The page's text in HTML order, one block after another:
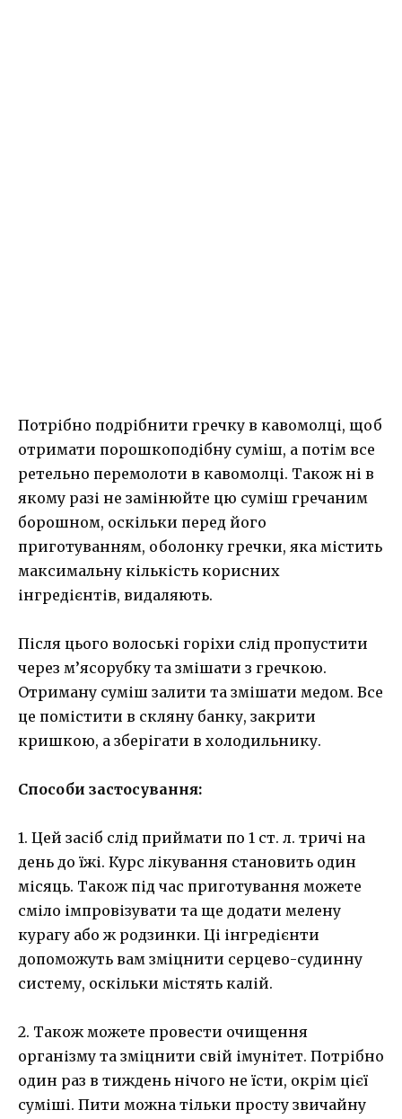
Потрібно подрібнити гречку в кавомолці, щоб
отримати порошкоподібну суміш, а потім все
ретельно перемолоти в кавомолці. Також ні в
якому разі не замінюйте цю суміш гречаним
борошном, оскільки перед його
приготуванням, оболонку гречки, яка містить
максимальну кількість корисних
інгредієнтів, видаляють.
Після цього волоські горіхи слід пропустити
через м’ясорубку та змішати з гречкою.
Отриману суміш залити та змішати медом. Все
це помістити в скляну банку, закрити
кришкою, а зберігати в холодильнику.
Способи застосування:
1. Цей засіб слід приймати по 1 ст. л. тричі на
день до їжі. Курс лікування становить один
місяць. Також під час приготування можете
сміло імпровізувати та ще додати мелену
курагу або ж родзинки. Ці інгредієнти
допоможуть вам зміцнити серцево-судинну
систему, оскільки містять калій.
2. Також можете провести очищення
організму та зміцнити свій імунітет. Потрібно
один раз в тиждень нічого не їсти, окрім цієї
суміші. Пити можна тільки просту звичайну